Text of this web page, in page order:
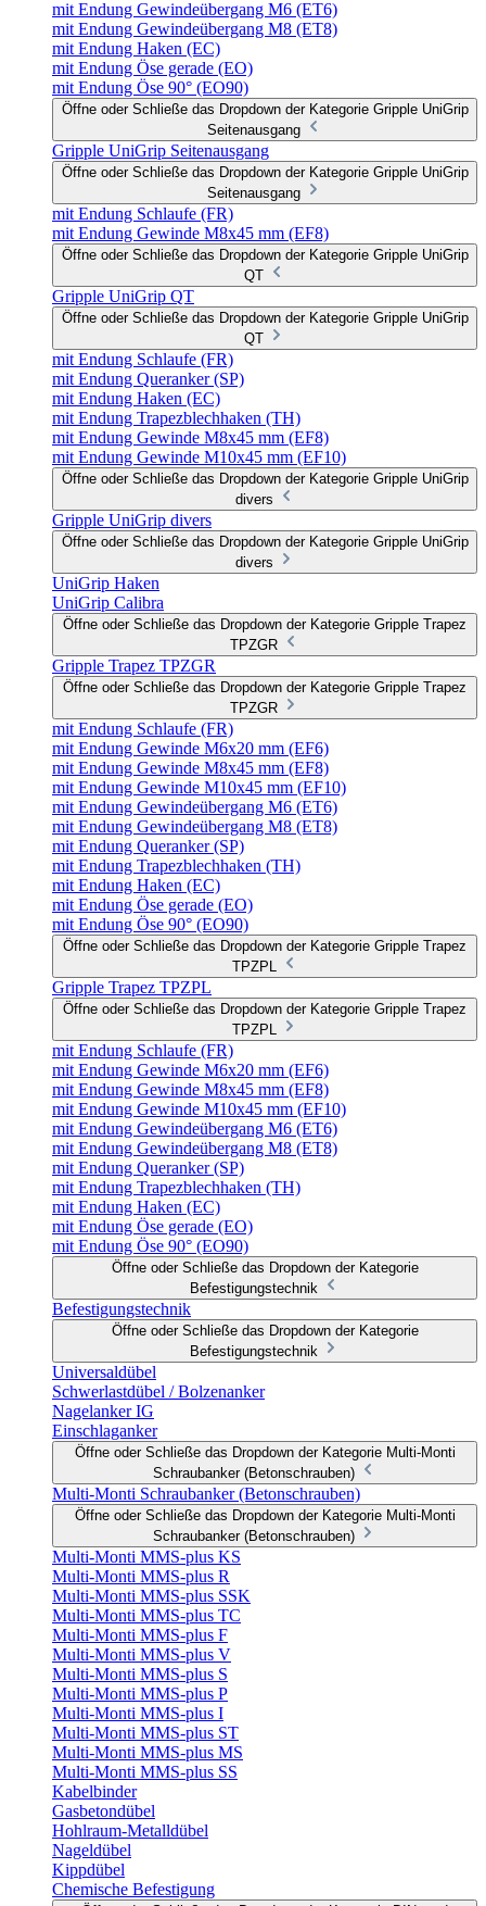
mit Endung Gewindeübergang M6 (ET6)
mit Endung Gewindeübergang M8 (ET8)
mit Endung Haken (EC)
mit Endung Öse gerade (EO)
mit Endung Öse 90° (EO90)
Öffne oder Schließe das Dropdown der Kategorie Gripple UniGrip
Seitenausgang
Gripple UniGrip Seitenausgang
Öffne oder Schließe das Dropdown der Kategorie Gripple UniGrip
Seitenausgang
mit Endung Schlaufe (FR)
mit Endung Gewinde M8x45 mm (EF8)
Öffne oder Schließe das Dropdown der Kategorie Gripple UniGrip
QT
Gripple UniGrip QT
Öffne oder Schließe das Dropdown der Kategorie Gripple UniGrip
QT
mit Endung Schlaufe (FR)
mit Endung Queranker (SP)
mit Endung Haken (EC)
mit Endung Trapezblechhaken (TH)
mit Endung Gewinde M8x45 mm (EF8)
mit Endung Gewinde M10x45 mm (EF10)
Öffne oder Schließe das Dropdown der Kategorie Gripple UniGrip
divers
Gripple UniGrip divers
Öffne oder Schließe das Dropdown der Kategorie Gripple UniGrip
divers
UniGrip Haken
UniGrip Calibra
Öffne oder Schließe das Dropdown der Kategorie Gripple Trapez
TPZGR
Gripple Trapez TPZGR
Öffne oder Schließe das Dropdown der Kategorie Gripple Trapez
TPZGR
mit Endung Schlaufe (FR)
mit Endung Gewinde M6x20 mm (EF6)
mit Endung Gewinde M8x45 mm (EF8)
mit Endung Gewinde M10x45 mm (EF10)
mit Endung Gewindeübergang M6 (ET6)
mit Endung Gewindeübergang M8 (ET8)
mit Endung Queranker (SP)
mit Endung Trapezblechhaken (TH)
mit Endung Haken (EC)
mit Endung Öse gerade (EO)
mit Endung Öse 90° (EO90)
Öffne oder Schließe das Dropdown der Kategorie Gripple Trapez
TPZPL
Gripple Trapez TPZPL
Öffne oder Schließe das Dropdown der Kategorie Gripple Trapez
TPZPL
mit Endung Schlaufe (FR)
mit Endung Gewinde M6x20 mm (EF6)
mit Endung Gewinde M8x45 mm (EF8)
mit Endung Gewinde M10x45 mm (EF10)
mit Endung Gewindeübergang M6 (ET6)
mit Endung Gewindeübergang M8 (ET8)
mit Endung Queranker (SP)
mit Endung Trapezblechhaken (TH)
mit Endung Haken (EC)
mit Endung Öse gerade (EO)
mit Endung Öse 90° (EO90)
Öffne oder Schließe das Dropdown der Kategorie
Befestigungstechnik
Befestigungstechnik
Öffne oder Schließe das Dropdown der Kategorie
Befestigungstechnik
Universaldübel
Schwerlastdübel / Bolzenanker
Nagelanker IG
Einschlaganker
Öffne oder Schließe das Dropdown der Kategorie Multi-Monti
Schraubanker (Betonschrauben)
Multi-Monti Schraubanker (Betonschrauben)
Öffne oder Schließe das Dropdown der Kategorie Multi-Monti
Schraubanker (Betonschrauben)
Multi-Monti MMS-plus KS
Multi-Monti MMS-plus R
Multi-Monti MMS-plus SSK
Multi-Monti MMS-plus TC
Multi-Monti MMS-plus F
Multi-Monti MMS-plus V
Multi-Monti MMS-plus S
Multi-Monti MMS-plus P
Multi-Monti MMS-plus I
Multi-Monti MMS-plus ST
Multi-Monti MMS-plus MS
Multi-Monti MMS-plus SS
Kabelbinder
Gasbetondübel
Hohlraum-Metalldübel
Nageldübel
Kippdübel
Chemische Befestigung